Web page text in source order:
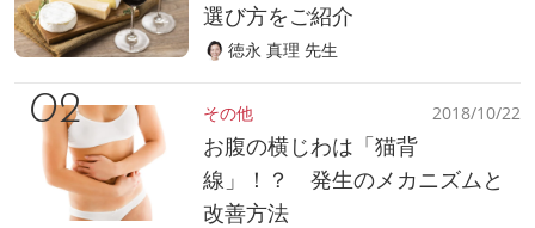
選び方をご紹介
徳永 真理 先生
その他 2018/10/22
お腹の横じわは「猫背
線」！？ 発生のメカニズムと
改善方法